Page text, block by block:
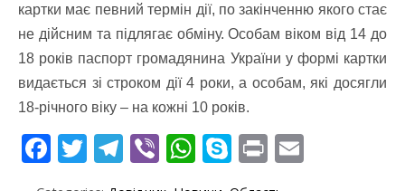
картки має певний термін дії, по закінченню якого стає
не дійсним та підлягає обміну. Особам віком від 14 до
18 років паспорт громадянина України у формі картки
видається зі строком дії 4 роки, а особам, які досягли
18-річного віку – на кожні 10 років.
F
ac
T
w
T
el
Vi
b
W
h
S
k
Pr
in